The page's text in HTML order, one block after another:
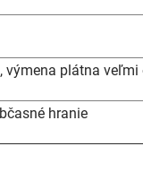
výmena plátna
hranie